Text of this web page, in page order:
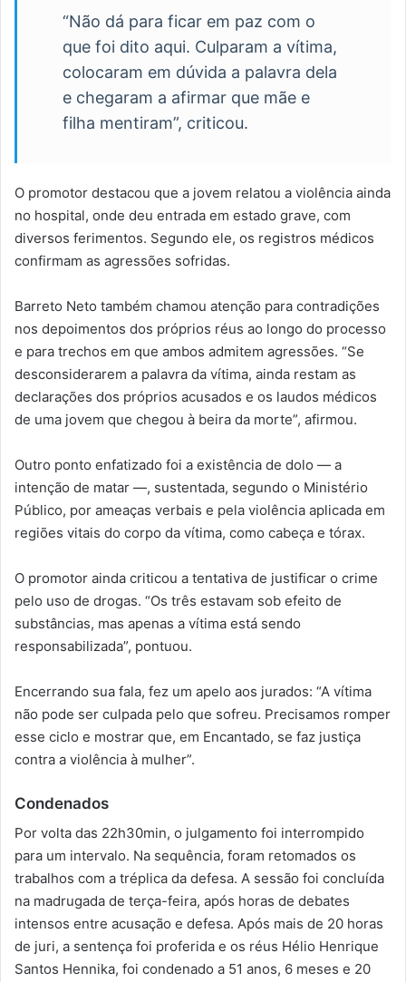
“Não dá para ficar em paz com o
que foi dito aqui. Culparam a vítima,
colocaram em dúvida a palavra dela
e chegaram a afirmar que mãe e
filha mentiram”, criticou.
O promotor destacou que a jovem relatou a violência ainda
no hospital, onde deu entrada em estado grave, com
diversos ferimentos. Segundo ele, os registros médicos
confirmam as agressões sofridas.
Barreto Neto também chamou atenção para contradições
nos depoimentos dos próprios réus ao longo do processo
e para trechos em que ambos admitem agressões. “Se
desconsiderarem a palavra da vítima, ainda restam as
declarações dos próprios acusados e os laudos médicos
de uma jovem que chegou à beira da morte”, afirmou.
Outro ponto enfatizado foi a existência de dolo — a
intenção de matar —, sustentada, segundo o Ministério
Público, por ameaças verbais e pela violência aplicada em
regiões vitais do corpo da vítima, como cabeça e tórax.
O promotor ainda criticou a tentativa de justificar o crime
pelo uso de drogas. “Os três estavam sob efeito de
substâncias, mas apenas a vítima está sendo
responsabilizada”, pontuou.
Encerrando sua fala, fez um apelo aos jurados: “A vítima
não pode ser culpada pelo que sofreu. Precisamos romper
esse ciclo e mostrar que, em Encantado, se faz justiça
contra a violência à mulher”.
Condenados
Por volta das 22h30min, o julgamento foi interrompido
para um intervalo. Na sequência, foram retomados os
trabalhos com a tréplica da defesa. A sessão foi concluída
na madrugada de terça-feira, após horas de debates
intensos entre acusação e defesa. Após mais de 20 horas
de juri, a sentença foi proferida e os réus Hélio Henrique
Santos Hennika, foi condenado a 51 anos, 6 meses e 20